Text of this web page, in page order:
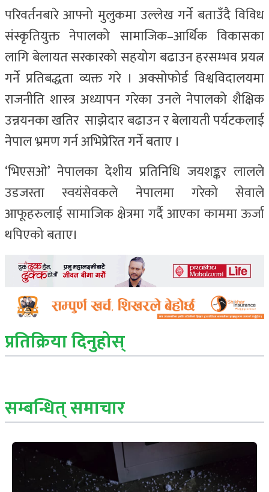
परिवर्तनबारे आफ्नो मुलुकमा उल्लेख गर्ने बताउँदै विविध
संस्कृतियुक्त नेपालको सामाजिक–आर्थिक विकासका
लागि बेलायत सरकारको सहयोग बढाउन हरसम्भव प्रयत्न
गर्ने प्रतिबद्धता व्यक्त गरे । अक्सोफोर्ड विश्वविदालयमा
राजनीति शास्त्र अध्यापन गरेका उनले नेपालको शैक्षिक
उन्नयनका खतिर साझेदार बढाउन र बेलायती पर्यटकलाई
नेपाल भ्रमण गर्न अभिप्रेरित गर्ने बताए ।
‘भिएसओ’ नेपालका देशीय प्रतिनिधि जयशङ्कर लालले
उडजस्ता स्वयंसेवकले नेपालमा गरेको सेवाले
आफूहरुलाई सामाजिक क्षेत्रमा गर्दै आएका काममा ऊर्जा
थपिएको बताए।
प्रतिक्रिया दिनुहोस्
सम्बन्धित् समाचार